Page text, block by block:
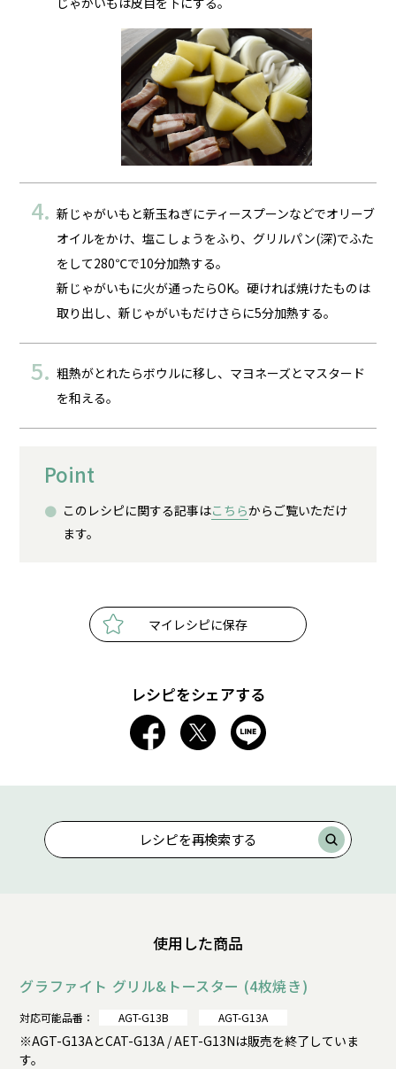
新じゃがいもと新玉ねぎにティースプーンなどでオリーブ
オイルをかけ、塩こしょうをふり、グリルパン(深)でふた
をして280℃で10分加熱する。
新じゃがいもに火が通ったらOK。硬ければ焼けたものは
取り出し、新じゃがいもだけさらに5分加熱する。
粗熱がとれたらボウルに移し、マヨネーズとマスタード
を和える。
Point
このレシピに関する記事はこちらからご覧いただけ
ます。
マイレシピに保存
レシピをシェアする
レシピを再検索する
使用した商品
グラファイト グリル&トースター (4枚焼き)
対応可能品番： AGT-G13B AGT-G13A
※AGT-G13AとCAT-G13A / AET-G13Nは販売を終了していま
す。